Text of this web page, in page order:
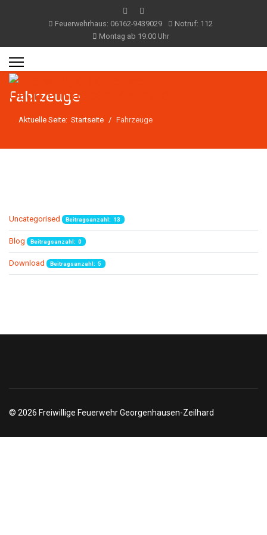
Feuerwehrhaus: 06162-9439029
Notruf: 112
Montag ab 19:00 Uhr
Fahrzeuge
Aktuelle Seite: Startseite Fahrzeuge
Uncategorised Beitragsanzahl: 13
Blog Beitragsanzahl: 0
Download Beitragsanzahl: 5
© 2026 Freiwillige Feuerwehr Georgenhausen-Zeilhard